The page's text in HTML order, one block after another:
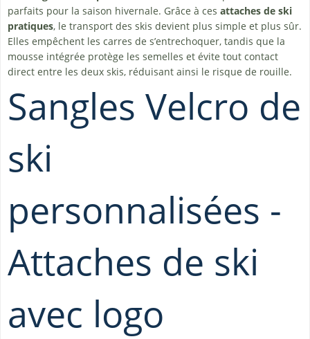
parfaits pour la saison hivernale. Grâce à ces attaches de ski
pratiques, le transport des skis devient plus simple et plus sûr.
Elles empêchent les carres de s’entrechoquer, tandis que la
mousse intégrée protège les semelles et évite tout contact
direct entre les deux skis, réduisant ainsi le risque de rouille.
Sangles Velcro de
ski
personnalisées -
Attaches de ski
avec logo